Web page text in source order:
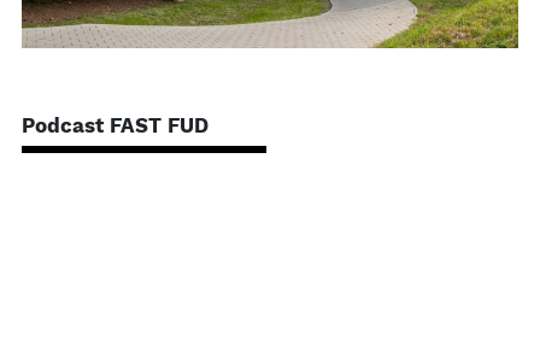
Podcast FAST FUD